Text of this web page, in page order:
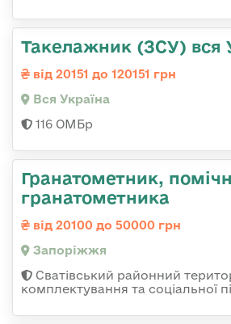
Такелажник (ЗСУ) вся
від 20151 до 120151 грн
Вся Україна
116 ОМБр
Гранатометник,
гранатометника
від 20100 до 50000 грн
Запоріжжя
Сватівський районний
комплектування та соціальної